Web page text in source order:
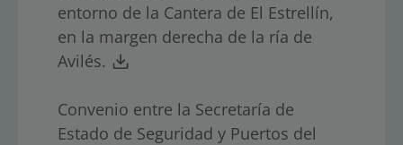
entorno de la Cantera de El Estrellín,
en la margen derecha de la ría de
Avilés.
Convenio entre la Secretaría de
Estado de Seguridad y Puertos del